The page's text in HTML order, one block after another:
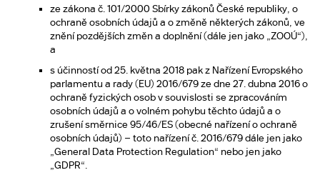
ze zákona č. 101/2000 Sbírky zákonů České republiky, o
ochraně osobních údajů a o změně některých zákonů, ve
znění pozdějších změn a doplnění (dále jen jako „ZOOÚ“),
a
s účinností od 25. května 2018 pak z Nařízení Evropského
parlamentu a rady (EU) 2016/679 ze dne 27. dubna 2016 o
ochraně fyzických osob v souvislosti se zpracováním
osobních údajů a o volném pohybu těchto údajů a o
zrušení směrnice 95/46/ES (obecné nařízení o ochraně
osobních údajů) – toto nařízení č. 2016/679 dále jen jako
„General Data Protection Regulation“ nebo jen jako
„GDPR“.